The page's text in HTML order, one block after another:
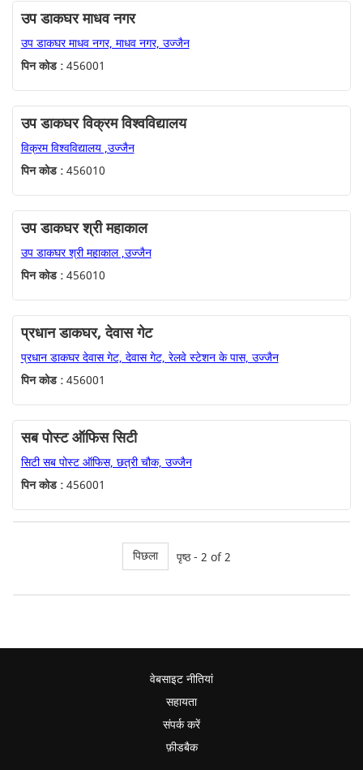
उप डाकघर माधव नगर
उप डाकघर माधव नगर, माधव नगर, उज्जैन
पिन कोड :456001
उप डाकघर विक्रम विश्वविद्यालय
विक्रम विश्वविद्यालय ,उज्जैन
पिन कोड :456010
उप डाकघर श्री महाकाल
उप डाकघर श्री महाकाल ,उज्जैन
पिन कोड :456010
प्रधान डाकघर, देवास गेट
प्रधान डाकघर देवास गेट, देवास गेट, रेलवे स्टेशन के पास, उज्जैन
पिन कोड :456001
सब पोस्ट ऑफिस सिटी
सिटी सब पोस्ट ऑफिस, छत्री चौक, उज्जैन
पिन कोड :456001
पिछला पृष्ठ - 2 of 2
वेबसाइट नीतियां
सहायता
संपर्क करें
फ़ीडबैक